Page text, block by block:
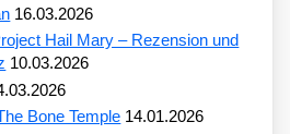
16.03.2026
Hail Mary – Rezension und
10.03.2026
Bone Temple 14.01.2026